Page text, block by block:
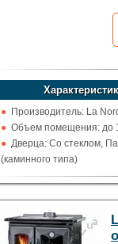
Производитель: La
Объем помещения: до
Дверца: Со стеклом,
(каминного типа)
Поверхность: Варочная
Обогрев: Воздушный
Выход дымохода: